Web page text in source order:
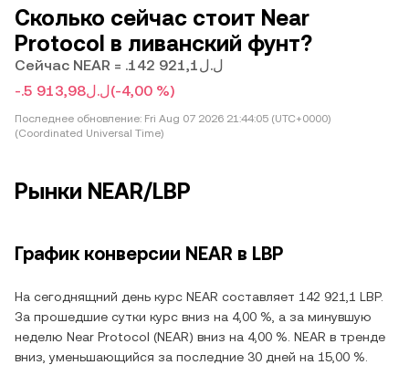
Сколько сейчас стоит Near
Protocol в ливанский фунт?
Сейчас NEAR = .ل.ل142 921,1
-.ل.ل5 913,98(-4,00 %)
Последнее обновление: Fri Aug 07 2026 21:44:05 (UTC+0000)
(Coordinated Universal Time)
Рынки NEAR/LBP
График конверсии NEAR в LBP
На сегоднящний день курс NEAR составляет 142 921,1 LBP.
За прошедшие сутки курс вниз на 4,00 %, а за минувшую
неделю Near Protocol (NEAR) вниз на 4,00 %. NEAR в тренде
вниз, уменьшающийся за последние 30 дней на 15,00 %.